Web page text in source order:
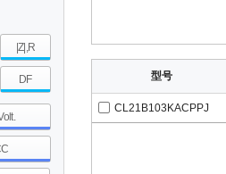
|Z|,R
DF 型号
CL21B103KACPPJ